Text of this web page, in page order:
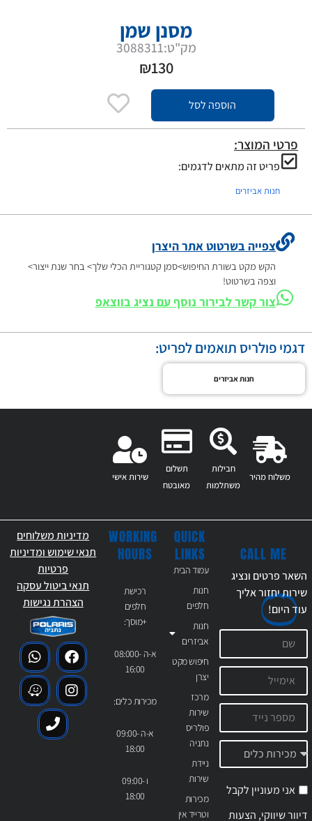
מסנן שמן
מק"ט:3088311
₪130
הוספה לסל
פרטי המוצר:
פריט זה מתאים לדגמים:
חנות אביזרים
צפייה בשרטוט אתר היצרן
הקש מקט בשורת החיפוש>סמן קטגוריית הכלי שלך> בחר שנת ייצור>
וצפה בשרטוט!
צור קשר לבירור נוסף עם נציג בווצאפ
דגמי פולריס תואמים לפריט:
חנות אביזרים
משלוח מהיר
חבילות
משתלמות
תשלום
מאובטח
שירות אישי
QUICK
LINKS
עמוד הבית
חנות
חלפים
חנות
אביזרים
חיפוש מקט
יצרן
מרכז
שירות
פולריס
נתניה
ניידת
שירות
מכירות
וטרייד אין
WORKING
HOURS
רכישת
חלפים
+מוסך:
א-ה 08:000-
16:00
מכירות כלים:
א-ה 09:00-
18:00
ו 09:00-
18:00
CALL ME
השאר פרטים ונציג
שירות יחזור אליך
עודהיום!
אני מעוניין לקבל
דיוור שיווקי, הצעות
מדיניות משלוחים
תנאי שימוש ומדיניות
פרטיות
תנאי ביטול עסקה
הצהרת נגישות